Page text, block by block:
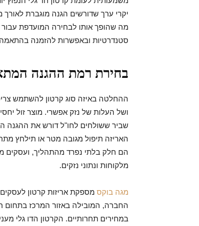
יקרי ערך שדורשים הגנה מוגברת לאורך
מה שהופך אותו לבחירה המועדפת עבור
סטנדרטיות ובאפשרות להזמנה בהתאמה
בחירת רמת ההגנה
ההחלטה באיזה סוג קרטון להשתמש
ושל העלות של נזק אפשרי. מוצר זול
שביר ששולחים לחו"ל דורש את ההגנה
האריזה תיפול מגובה מטר או תילחץ
הם חלק בלתי נפרד מהתהליך, ועסקים
מלקוחות ונתוני נזקים.
מגה בוקס מספקת אריזות קרטון לעסקים
החברה, המובילה באזור המרכז בתחום
במחירים תחרותיים. הקרטון הדו גלי